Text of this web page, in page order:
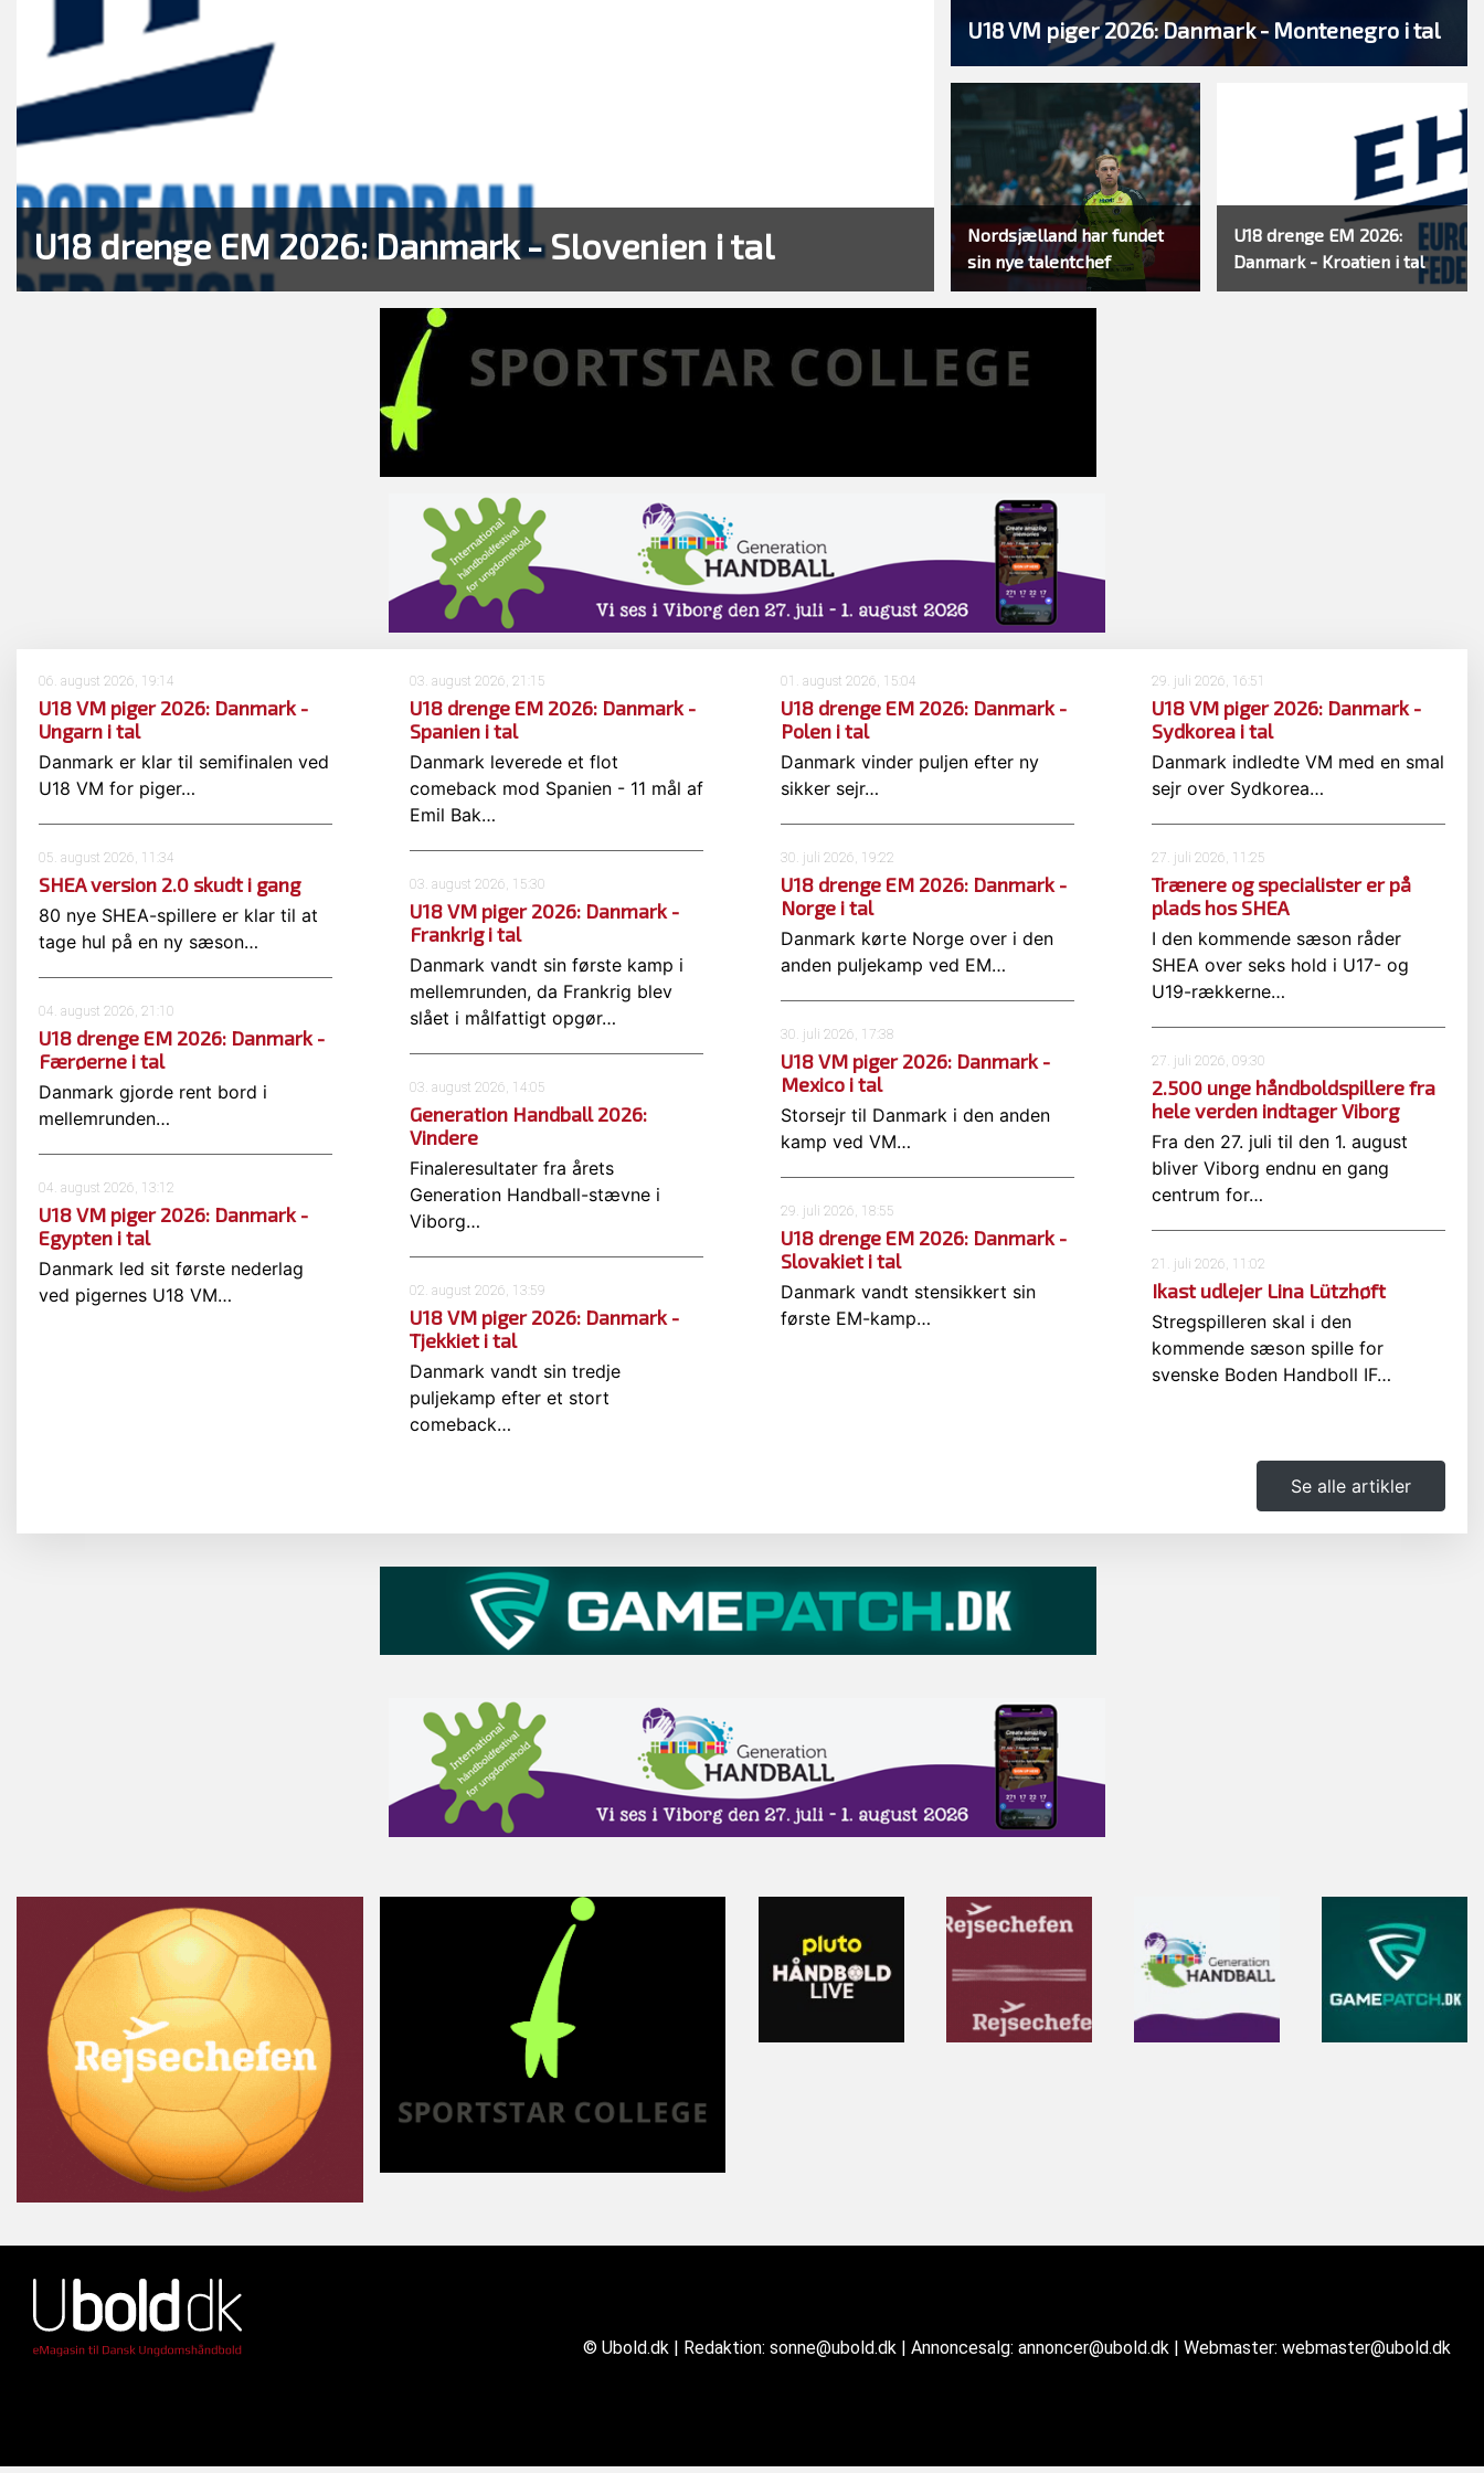
U18 drenge EM 2026: Danmark - Slovenien i tal
U18 VM piger 2026: Danmark - Montenegro i tal
Nordsjælland har fundet
sin nye talentchef
U18 drenge EM 2026:
Danmark - Kroatien i tal
06. august 2026, 19:14
U18 VM piger 2026: Danmark -
Ungarn i tal
Danmark er klar til semifinalen ved
U18 VM for piger…
05. august 2026, 11:34
SHEA version 2.0 skudt i gang
80 nye SHEA-spillere er klar til at
tage hul på en ny sæson…
04. august 2026, 21:10
U18 drenge EM 2026: Danmark -
Færøerne i tal
Danmark gjorde rent bord i
mellemrunden…
04. august 2026, 13:12
U18 VM piger 2026: Danmark -
Egypten i tal
Danmark led sit første nederlag
ved pigernes U18 VM…
03. august 2026, 21:15
U18 drenge EM 2026: Danmark -
Spanien i tal
Danmark leverede et flot
comeback mod Spanien - 11 mål af
Emil Bak…
03. august 2026, 15:30
U18 VM piger 2026: Danmark -
Frankrig i tal
Danmark vandt sin første kamp i
mellemrunden, da Frankrig blev
slået i målfattigt opgør…
03. august 2026, 14:05
Generation Handball 2026:
Vindere
Finaleresultater fra årets
Generation Handball-stævne i
Viborg…
02. august 2026, 13:59
U18 VM piger 2026: Danmark -
Tjekkiet i tal
Danmark vandt sin tredje
puljekamp efter et stort
comeback…
01. august 2026, 15:04
U18 drenge EM 2026: Danmark -
Polen i tal
Danmark vinder puljen efter ny
sikker sejr…
30. juli 2026, 19:22
U18 drenge EM 2026: Danmark -
Norge i tal
Danmark kørte Norge over i den
anden puljekamp ved EM…
30. juli 2026, 17:38
U18 VM piger 2026: Danmark -
Mexico i tal
Storsejr til Danmark i den anden
kamp ved VM…
29. juli 2026, 18:55
U18 drenge EM 2026: Danmark -
Slovakiet i tal
Danmark vandt stensikkert sin
første EM-kamp…
29. juli 2026, 16:51
U18 VM piger 2026: Danmark -
Sydkorea i tal
Danmark indledte VM med en smal
sejr over Sydkorea…
27. juli 2026, 11:25
Trænere og specialister er på
plads hos SHEA
I den kommende sæson råder
SHEA over seks hold i U17- og
U19-rækkerne…
27. juli 2026, 09:30
2.500 unge håndboldspillere fra
hele verden indtager Viborg
Fra den 27. juli til den 1. august
bliver Viborg endnu en gang
centrum for…
21. juli 2026, 11:02
Ikast udlejer Lina Lützhøft
Stregspilleren skal i den
kommende sæson spille for
svenske Boden Handboll IF…
Se alle artikler
© Ubold.dk | Redaktion: sonne@ubold.dk | Annoncesalg: annoncer@ubold.dk | Webmaster: webmaster@ubold.dk